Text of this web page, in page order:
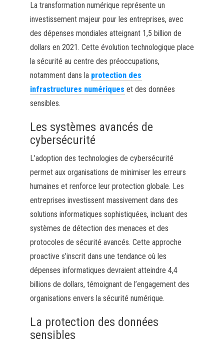
La transformation numérique représente un
investissement majeur pour les entreprises, avec
des dépenses mondiales atteignant 1,5 billion de
dollars en 2021. Cette évolution technologique place
la sécurité au centre des préoccupations,
notamment dans la protection des
infrastructures numériques et des données
sensibles.
Les systèmes avancés de
cybersécurité
L’adoption des technologies de cybersécurité
permet aux organisations de minimiser les erreurs
humaines et renforce leur protection globale. Les
entreprises investissent massivement dans des
solutions informatiques sophistiquées, incluant des
systèmes de détection des menaces et des
protocoles de sécurité avancés. Cette approche
proactive s’inscrit dans une tendance où les
dépenses informatiques devraient atteindre 4,4
billions de dollars, témoignant de l’engagement des
organisations envers la sécurité numérique.
La protection des données
sensibles